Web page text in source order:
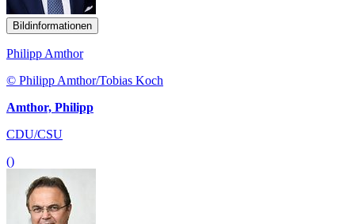
Bildinformationen
Philipp Amthor
© Philipp Amthor/Tobias Koch
Amthor, Philipp
CDU/CSU
()